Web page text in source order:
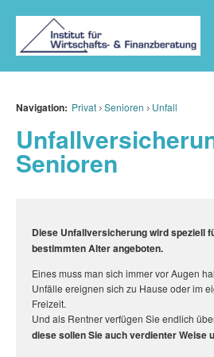
Navigation: Privat Senioren Unfall
Senioren
Diese Unfallversicherung wird speziell
bestimmten Alter angeboten.
Eines muss man sich immer vor Augen
Unfälle ereignen sich zu Hause oder im
Freizeit.
Und als Rentner verfügen Sie endlich
diese sollen Sie auch verdienter Weise